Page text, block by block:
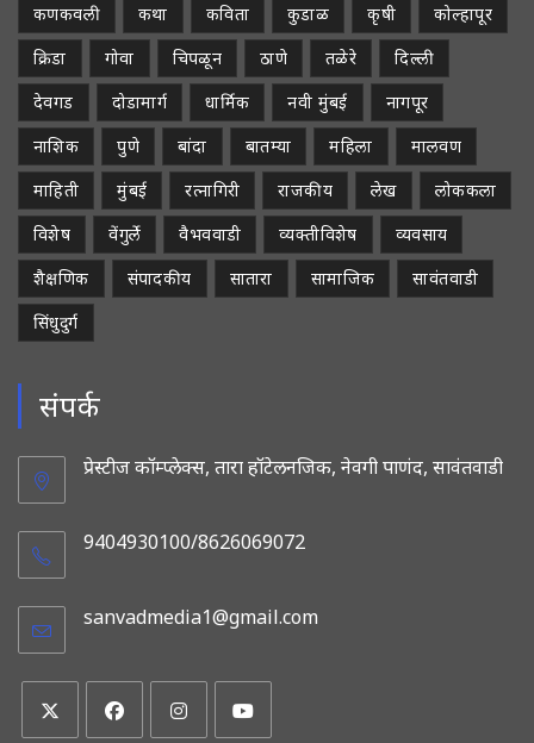
कणकवली
कथा कविता कुडाळ कृषी
कोल्हापूर
क्रिडा
गोवा चिपळून ठाणे तळेरे
दिल्ली
देवगड
दोडामार्ग धार्मिक नवी मुंबई
नागपूर
नाशिक
पुणे बांदा बातम्या महिला
मालवण
माहिती
मुंबई रत्नागिरी राजकीय लेख
लोककला
विशेष
वेंगुर्ले वैभववाडी व्यक्तीविशेष
व्यवसाय
शैक्षणिक
संपादकीय सातारा सामाजिक
सावंतवाडी
सिंधुदुर्ग
संपर्क
प्रेस्टीज कॉम्प्लेक्स, तारा हॉटेलनजिक, नेवगी पाणंद, सावंतवाडी
9404930100/8626069072
sanvadmedia1@gmail.com